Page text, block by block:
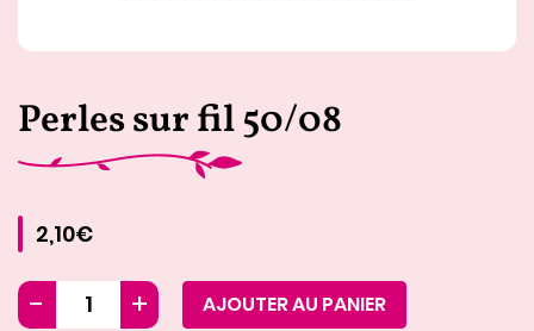
Perles sur fil 50/08
2,10€
AJOUTER AU PANIER